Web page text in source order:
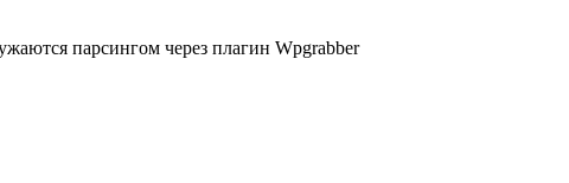
парсингом через плагин Wpgrabber